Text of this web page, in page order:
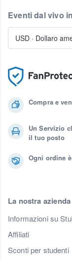
Compra e
Un Servizio
il tuo posto
Ogni ordine
La nostra azienda
Informazioni su
Affiliati
Sconti per studenti
Eventi dal vivo
USD · Dollaro